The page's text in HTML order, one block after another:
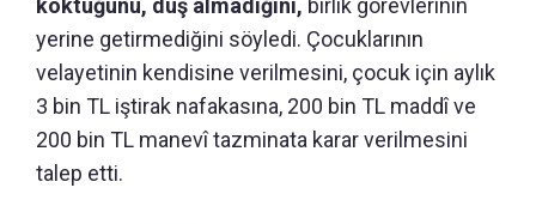
koktuğunu, duş almadığını, birlik görevlerinin
yerine getirmediğini söyledi. Çocuklarının
velayetinin kendisine verilmesini, çocuk için aylık
3 bin TL iştirak nafakasına, 200 bin TL maddî ve
200 bin TL manevî tazminata karar verilmesini
talep etti.